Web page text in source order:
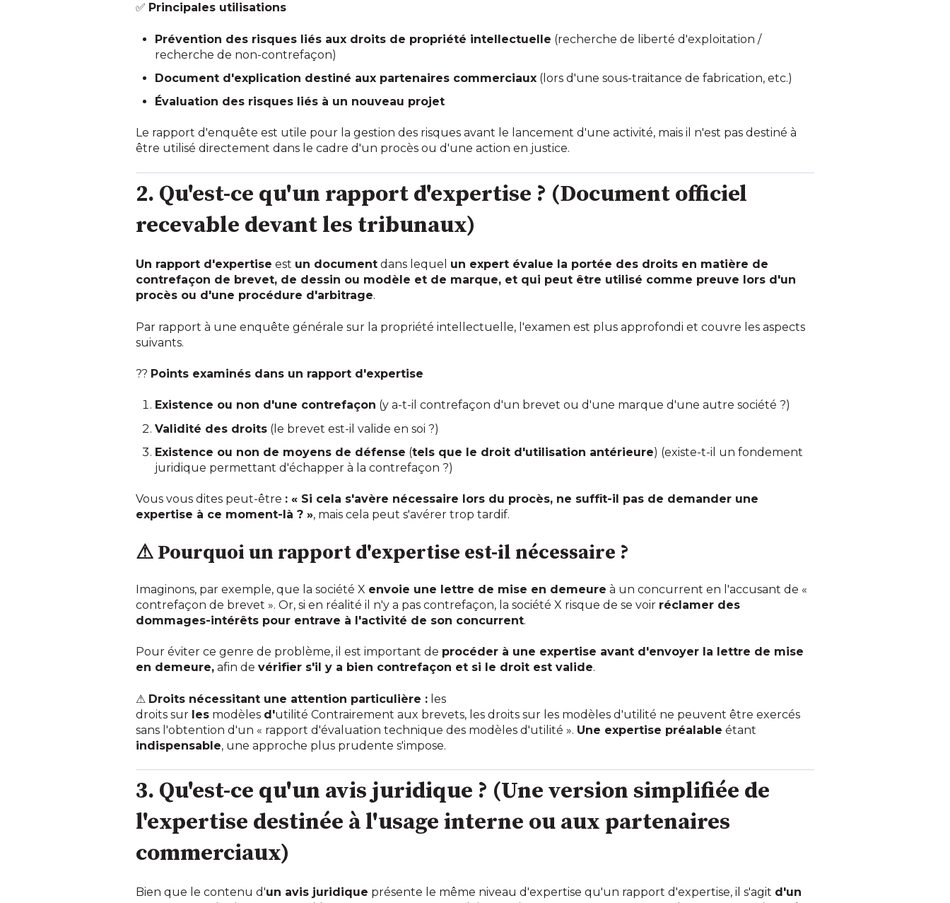
✅ Principales utilisations
Prévention des risques liés aux droits de propriété intellectuelle (recherche de liberté d'exploitation /
recherche de non-contrefaçon)
Document d'explication destiné aux partenaires commerciaux (lors d'une sous-traitance de fabrication, etc.)
Évaluation des risques liés à un nouveau projet
Le rapport d'enquête est utile pour la gestion des risques avant le lancement d'une activité, mais il n'est pas destiné à
être utilisé directement dans le cadre d'un procès ou d'une action en justice.
2. Qu'est-ce qu'un rapport d'expertise ? (Document officiel
recevable devant les tribunaux)
Un rapport d'expertise est un document dans lequel un expert évalue la portée des droits en matière de
contrefaçon de brevet, de dessin ou modèle et de marque, et qui peut être utilisé comme preuve lors d'un
procès ou d'une procédure d'arbitrage.
Par rapport à une enquête générale sur la propriété intellectuelle, l'examen est plus approfondi et couvre les aspects
suivants.
?? Points examinés dans un rapport d'expertise
Existence ou non d'une contrefaçon (y a-t-il contrefaçon d'un brevet ou d'une marque d'une autre société ?)
Validité des droits (le brevet est-il valide en soi ?)
Existence ou non de moyens de défense (tels que le droit d'utilisation antérieure) (existe-t-il un fondement
juridique permettant d'échapper à la contrefaçon ?)
Vous vous dites peut-être : « Si cela s'avère nécessaire lors du procès, ne suffit-il pas de demander une
expertise à ce moment-là ? », mais cela peut s'avérer trop tardif.
⚠ Pourquoi un rapport d'expertise est-il nécessaire ?
Imaginons, par exemple, que la société X envoie une lettre de mise en demeure à un concurrent en l'accusant de «
contrefaçon de brevet ». Or, si en réalité il n'y a pas contrefaçon, la société X risque de se voir réclamer des
dommages-intérêts pour entrave à l'activité de son concurrent.
Pour éviter ce genre de problème, il est important de procéder à une expertise avant d'envoyer la lettre de mise
en demeure, afin de vérifier s'il y a bien contrefaçon et si le droit est valide.
⚠ Droits nécessitant une attention particulière : les
droits sur les modèles d'utilité Contrairement aux brevets, les droits sur les modèles d'utilité ne peuvent être exercés
sans l'obtention d'un « rapport d'évaluation technique des modèles d'utilité ». Une expertise préalable étant
indispensable, une approche plus prudente s'impose.
3. Qu'est-ce qu'un avis juridique ? (Une version simplifiée de
l'expertise destinée à l'usage interne ou aux partenaires
commerciaux)
Bien que le contenu d'un avis juridique présente le même niveau d'expertise qu'un rapport d'expertise, il s'agit d'un